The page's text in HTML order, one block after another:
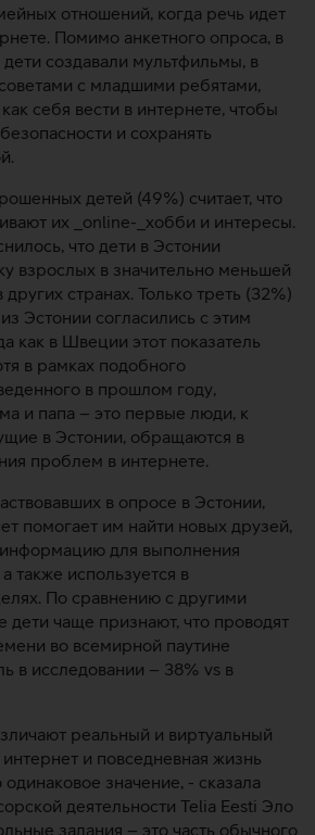
отношений, когда речь идет
Помимо анкетного опроса, в
создавали мультфильмы, в
с младшими ребятами,
себя вести в интернете, чтобы
и сохранять
детей (49%) считает, что
их _online-_хобби и интересы.
что дети в Эстонии
взрослых в значительно меньшей
странах. Только треть (32%)
Эстонии согласились с этим
как в Швеции этот показатель
в рамках подобного
в прошлом году,
и папа – это первые люди, к
в Эстонии, обращаются в
проблем в интернете.
в опросе в Эстонии,
помогает им найти новых друзей,
для выполнения
также используется в
По сравнению с другими
дети чаще признают, что проводят
во всемирной паутине
в исследовании – 38% vs в
реальный и виртуальный
и повседневная жизнь
значение, - сказала
деятельности Telia Eesti Эло
задания – это часть обычного